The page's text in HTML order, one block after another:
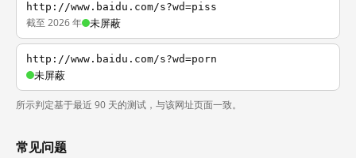
http://www.baidu.com/s?wd=piss
截至 2026 年 未屏蔽
http://www.baidu.com/s?wd=porn
未屏蔽
所示判定基于最近 90 天的测试，与该网址页面一致。
常见问题